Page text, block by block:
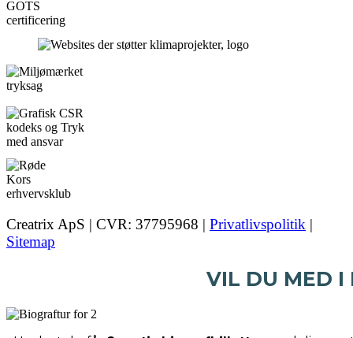
Creatrix ApS | CVR: 37795968 | Privatlivspolitik |
Sitemap
VIL DU MED I